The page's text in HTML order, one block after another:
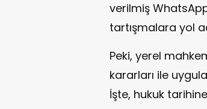
verilmiş
tartışmalara yol
Peki, yerel
kararları ile
İşte, hukuk